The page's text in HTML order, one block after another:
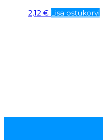
2,12 € Lisa ostukorvi